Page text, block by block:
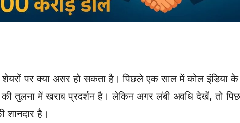
पर क्या असर हो सकता है। पिछले एक साल में कोल इंडिया के
तुलना में खराब प्रदर्शन है। लेकिन अगर लंबी अवधि देखें, तो
शानदार है।